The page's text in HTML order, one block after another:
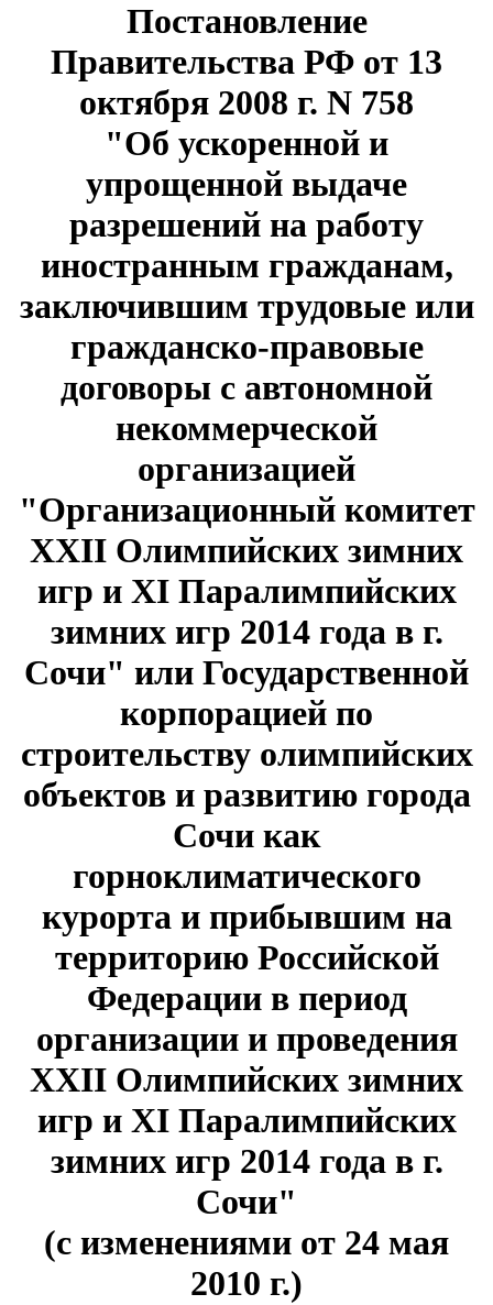
Постановление
Правительства РФ от 13
октября 2008 г. N 758
"Об ускоренной и
упрощенной выдаче
разрешений на работу
иностранным гражданам,
заключившим трудовые или
гражданско-правовые
договоры с автономной
некоммерческой
организацией
"Организационный комитет
XXII Олимпийских зимних
игр и XI Паралимпийских
зимних игр 2014 года в г.
Сочи" или Государственной
корпорацией по
строительству олимпийских
объектов и развитию города
Сочи как
горноклиматического
курорта и прибывшим на
территорию Российской
Федерации в период
организации и проведения
XXII Олимпийских зимних
игр и XI Паралимпийских
зимних игр 2014 года в г.
Сочи"
(с изменениями от 24 мая
2010 г.)